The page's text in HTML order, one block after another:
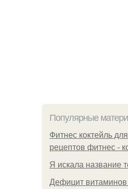
Популярные
Фитнес коктейль
рецептов фитнес -
Я искала название
Дефицит витаминов